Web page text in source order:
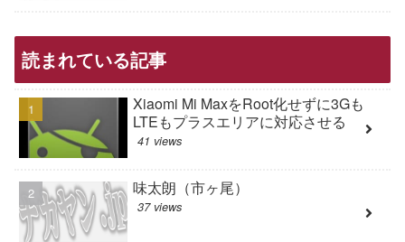
読まれている記事
Xiaomi Mi MaxをRoot化せずに3Gも
LTEもプラスエリアに対応させる
41 views
味太朗（市ヶ尾）
37 views